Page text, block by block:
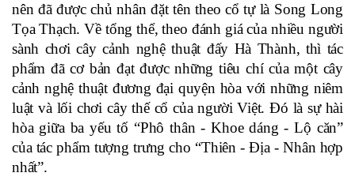
nên đã được chủ nhân đặt tên theo cổ tự là Song Long
Tọa Thạch. Về tổng thể, theo đánh giá của nhiều người
sành chơi cây cảnh nghệ thuật đấy Hà Thành, thì tác
phẩm đã cơ bản đạt được những tiêu chí của một cây
cảnh nghệ thuật đương đại quyện hòa với những niêm
luật và lối chơi cây thế cổ của người Việt. Đó là sự hài
hòa giữa ba yếu tố “Phô thân - Khoe dáng - Lộ căn”
của tác phẩm tượng trưng cho “Thiên - Địa - Nhân hợp
nhất”.